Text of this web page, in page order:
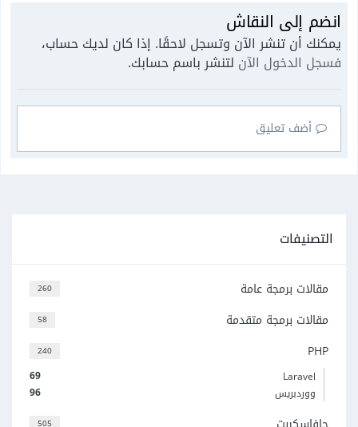
انضم إلى النقاش
يمكنك أن تنشر الآن وتسجل لاحقًا. إذا كان لديك حساب،
فسجل الدخول الآن لتنشر باسم حسابك.
أضف تعليق
التصنيفات
260 مقالات برمجة عامة
58 مقالات برمجة متقدمة
240 PHP
69
Laravel
96
ووردبريس
505